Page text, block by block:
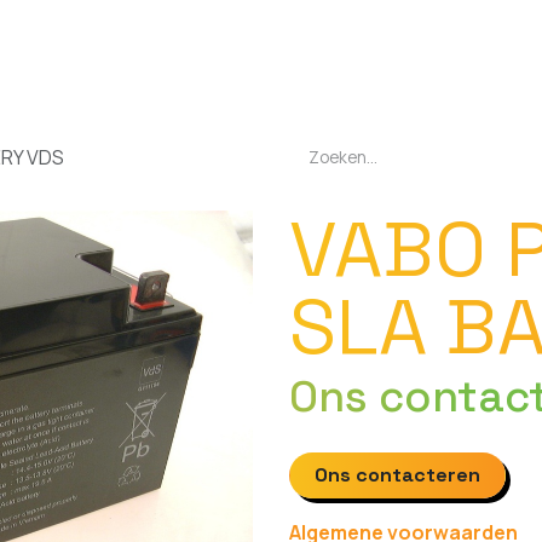
VDS
VABO
SLA
Ons
Ons contacteren
Algemene voorwaarden